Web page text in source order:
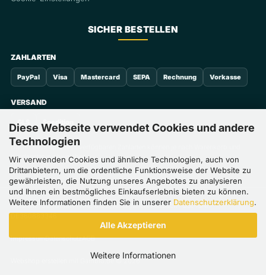
Diese Webseite verwendet Cookies und andere
Technologien
Wir verwenden Cookies und ähnliche Technologien, auch von
Drittanbietern, um die ordentliche Funktionsweise der Website zu
gewährleisten, die Nutzung unseres Angebotes zu analysieren
und Ihnen ein bestmögliches Einkaufserlebnis bieten zu können.
Weitere Informationen finden Sie in unserer Datenschutzerklärung.
Alle Akzeptieren
Weitere Informationen
SICHER BESTELLEN
ZAHLARTEN
PayPal Visa Mastercard SEPA Rechnung Vorkasse
VERSAND
GLS
Die im Bestellprozess verfügbaren Zahlarten können je nach Warenkorb und
Kundenstatus abweichen.
Save with Sun GmbH · HRB 8102, Amtsgericht Ansbach · USt-IdNr.
ImpressumDatenschutzAGB
mit Gambio.de © 2026